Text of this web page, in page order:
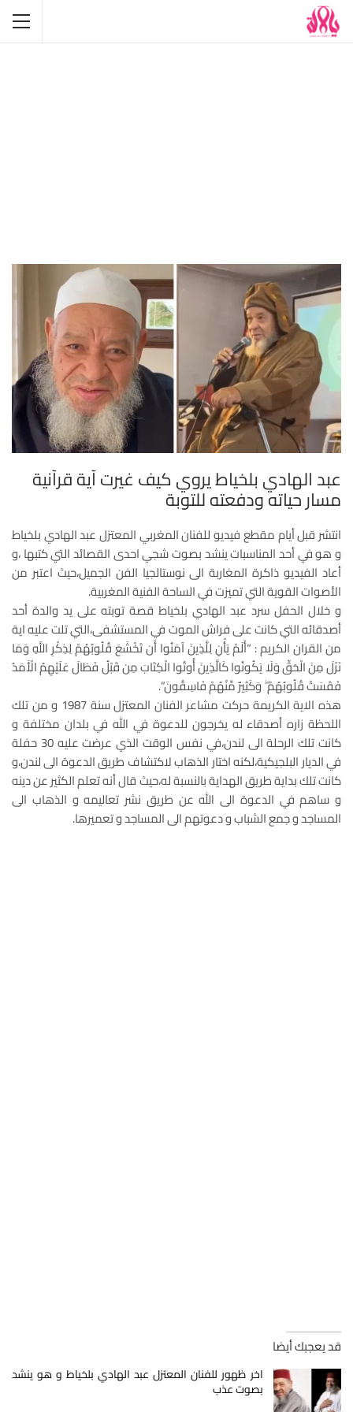
عبد الهادي بلخياط يروي كيف غيرت آية قرآنية
مسار حياته ودفعته للتوبة
انتشر قبل أيام مقطع فيديو للفنان المغربي المعتزل عبد الهادي بلخياط
و هو في أحد المناسبات ينشد بصوت شجي احدى القصائد التي كتبها ،و
أعاد الفيديو ذاكرة المغاربة الى نوستالجيا الفن الجميل،حيث اعتبر من
الأصوات القوية التي تميزت في الساحة الفنية المغربية.
و خلال الحفل سرد عبد الهادي بلخياط قصة توبته على يد والدة أحد
أصدقائه التي كانت على فراش الموت في المستشفى،التي تلت عليه اية
من القران الكريم : “أَلَمْ يَأْنِ لِلَّذِينَ آمَنُوا أَن تَخْشَعَ قُلُوبُهُمْ لِذِكْرِ اللَّهِ وَمَا
نَزَلَ مِنَ الْحَقِّ وَلَا يَكُونُوا كَالَّذِينَ أُوتُوا الْكِتَابَ مِن قَبْلُ فَطَالَ عَلَيْهِمُ الْأَمَدُ
فَقَسَتْ قُلُوبُهُمْ ۖ وَكَثِيرٌ مِّنْهُمْ فَاسِقُونَ”.
هذه الاية الكريمة حركت مشاعر الفنان المعتزل سنة 1987 و من تلك
اللحظة زاره أصدقاء له يخرجون للدعوة في الله في بلدان مختلفة و
كانت تلك الرحلة الى لندن،في نفس الوقت الذي عرضت عليه 30 حفلة
في الديار البلجيكية،لكنه اختار الذهاب لاكتشاف طريق الدعوة الى لندن،و
كانت تلك بداية طريق الهداية بالنسبة له،حيث قال أنه تعلم الكثير عن دينه
و ساهم في الدعوة الى الله عن طريق نشر تعاليمه و الذهاب الى
المساجد و جمع الشباب و دعوتهم الى المساجد و تعميرها.
قد يعجبك أيضا
اخر ظهور للفنان المعتزل عبد الهادي بلخياط و هو ينشد
بصوت عذب